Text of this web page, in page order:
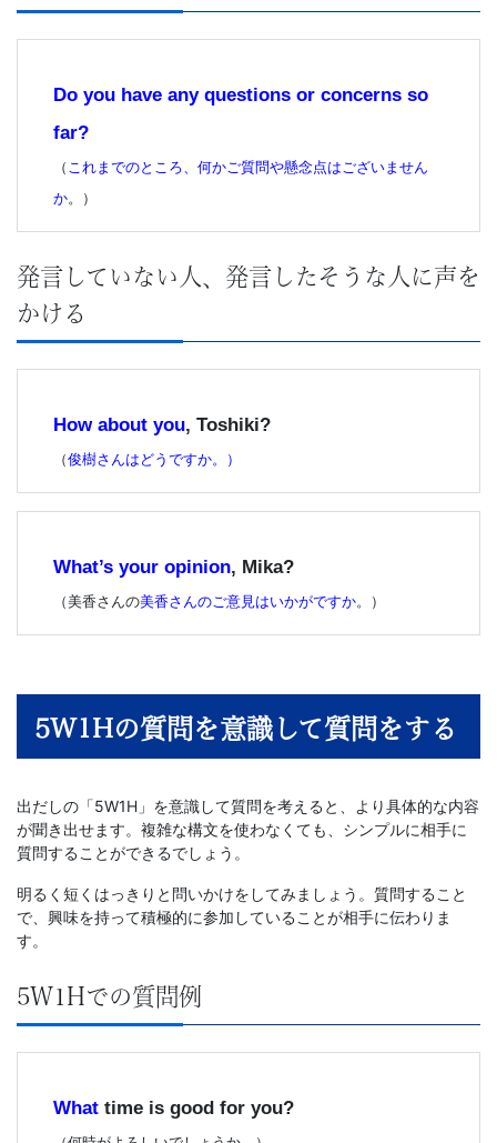
ッ
ス
Do you have any questions or concerns so
far?
（これまでのところ、何かご質問や懸念点はございません
か。）
発言していない人、発言したそうな人に声を
かける
How about you, Toshiki?
（俊樹さんはどうですか。）
What’s your opinion, Mika?
（美香さんの美香さんのご意見はいかがですか。）
5W1Hの質問を意識して質問をする
出だしの「5W1H」を意識して質問を考えると、より具体的な内容
が聞き出せます。複雑な構文を使わなくても、シンプルに相手に
質問することができるでしょう。
明るく短くはっきりと問いかけをしてみましょう。質問すること
で、興味を持って積極的に参加していることが相手に伝わりま
す。
5W1Hでの質問例
What time is good for you?